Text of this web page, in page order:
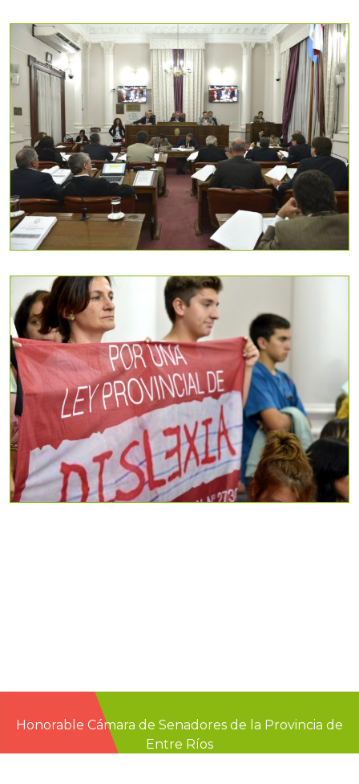
Honorable Cámara de Senadores de la Provincia de
Entre Ríos